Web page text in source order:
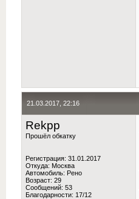
21.03.2017, 22:16
Rekpp
Прошёл обкатку
Регистрация: 31.01.2017
Откуда: Москва
Автомобиль: Рено
Возраст: 29
Сообщений: 53
Благодарности: 17/12